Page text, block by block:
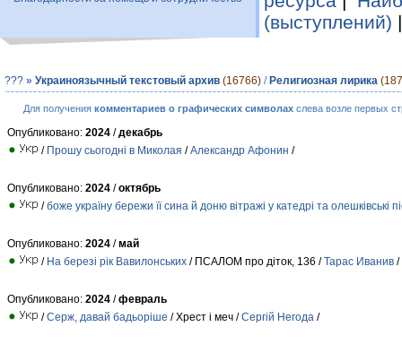
(выступлений)
??? » Украиноязычный текстовый архив (16766) / Религиозная лирика
Для получения комментариев о графических символахслева возле первых
Опубликовано: 2024 /декабрь
/ Прошу сьогодні в Миколая /Александр Афонин /
Опубликовано: 2024 /октябрь
/боже україну бережи її сина й доню вітражі у катедрі та олешківські
Опубликовано: 2024 /май
/ На березі рік Вавилонських / ПСАЛОМ про діток, 136 /Тарас Иванив /
Опубликовано: 2024 /февраль
/Серж, давай бадьоріше / Хрест і меч /Сергій Негода /